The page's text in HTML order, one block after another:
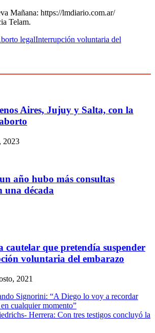
Mañana: https://lmdiario.com.ar/
Telam.
legalInterrupción voluntaria del
Aires, Jujuy y Salta, con la
2023
año hubo más consultas
una década
cautelar que pretendía suspender
voluntaria del embarazo
2021
Signorini: “A Diego lo voy a recordar
cualquier momento”
Herrera: Con tres testigos concluyó la